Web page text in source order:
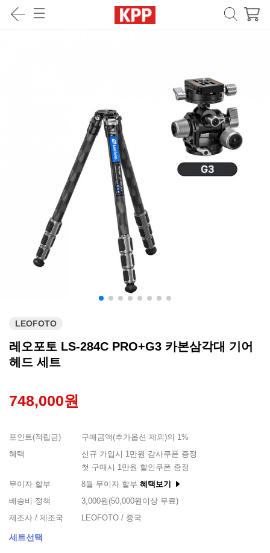
LEOFOTO
레오포토 LS-284C PRO+G3 카본삼각대 기어
헤드 세트
748,000원
포인트(적립금)
구매금액(추가옵션 제외)의 1%
혜택
신규 가입시 1만원 감사쿠폰 증정
첫 구매시 1만원 할인쿠폰 증정
무이자 할부
8월 무이자 할부 혜택보기
배송비 정책
3,000원(50,000원이상 무료)
제조사 / 제조국
LEOFOTO / 중국
세트선택